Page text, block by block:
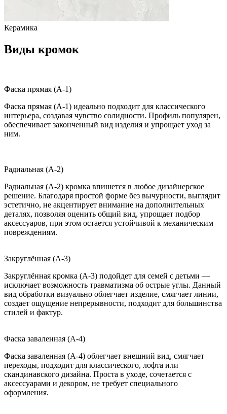
Керамика
Виды кромок
Фаска прямая (A-1)
Фаска прямая (A-1) идеально подходит для классического
интерьера, создавая чувство солидности. Профиль популярен,
обеспечивает законченный вид изделия и упрощает уход за
ним.
Радиальная (A-2)
Радиальная (A-2) кромка впишется в любое дизайнерское
решение. Благодаря простой форме без вычурности, выглядит
эстетично, не акцентирует внимание на дополнительных
деталях, позволяя оценить общий вид, упрощает подбор
аксессуаров, при этом остается устойчивой к механическим
повреждениям.
Закруглённая (A-3)
Закруглённая кромка (A-3) подойдет для семей с детьми —
исключает возможность травматизма об острые углы. Данный
вид обработки визуально облегчает изделие, смягчает линии,
создает ощущение непрерывности, подходит для большинства
стилей и фактур.
Фаска заваленная (A-4)
Фаска заваленная (A-4) облегчает внешний вид, смягчает
переходы, подходит для классического, лофта или
скандинавского дизайна. Проста в уходе, сочетается с
аксессуарами и декором, не требует специального
оформления.